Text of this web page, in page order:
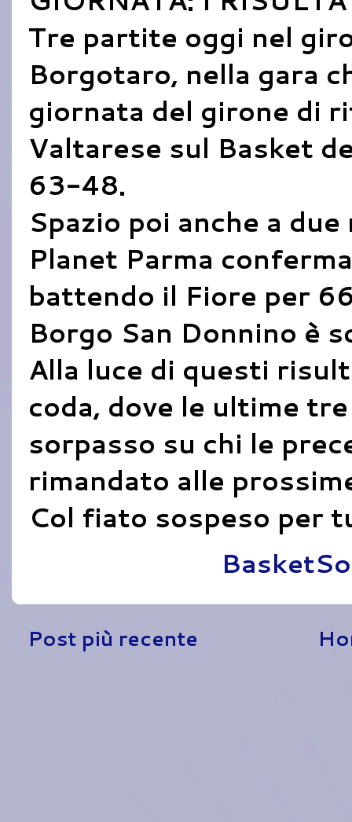
Tre partite oggi nel
Borgotaro, nella gara
giornata del girone di
Valtarese sul Basket
63-48.
Spazio poi anche a
Planet Parma
battendo il Fiore per
Borgo San Donnino è
Alla luce di questi
coda, dove le ultime
sorpasso su chi le
rimandato alle
Col fiato sospeso per
Post più recente